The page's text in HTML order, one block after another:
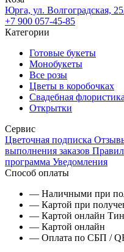
Юрга, ул. Волгоградская,
+7 900 057-45-85
Категории
Готовые букеты
Монобукеты
Все розы
Цветы в коробочках
Свадебная флористика
Открытки
Сервис
Цветочная подписка
выполнения заказов
программа Уведомления
Способ оплаты
— Наличными при
— Картой при
— Картой онлайн
— Картой онлайн
— Оплата по СБП /